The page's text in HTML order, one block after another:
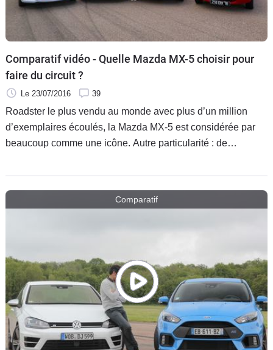
Comparatif vidéo - Quelle Mazda MX-5 choisir pour
faire du circuit ?
Le 23/07/2016 39
Roadster le plus vendu au monde avec plus d’un million
d’exemplaires écoulés, la Mazda MX-5 est considérée par
beaucoup comme une icône. Autre particularité : de
piste. Si vous avez envie de rejoindre cette communauté,
mais que vous ne savez pas quelle génération choisir,
Caradisiac vous guide dans votre choix avec Soheil Ayari.
Comparatif